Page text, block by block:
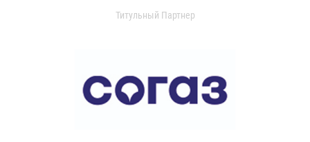
Титульный Партнер